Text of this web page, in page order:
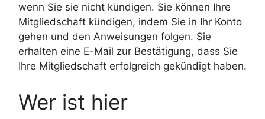
wenn Sie sie nicht kündigen. Sie können Ihre
Mitgliedschaft kündigen, indem Sie in Ihr Konto
gehen und den Anweisungen folgen. Sie
erhalten eine E-Mail zur Bestätigung, dass Sie
Ihre Mitgliedschaft erfolgreich gekündigt haben.
Wer ist hier